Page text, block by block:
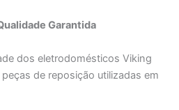
Garantida
dos eletrodomésticos Viking
de reposição utilizadas em